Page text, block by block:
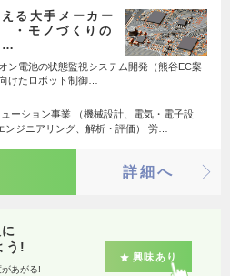
る大手メーカー
・モノづくりの
…
ン電池の状態監視システム開発（熊谷EC案
けたロボット制御…
ーション事業 （機械設計、電気・電子設
ンジニアリング、解析・評価） 労…
詳細へ
う!
あがる!
興味あり